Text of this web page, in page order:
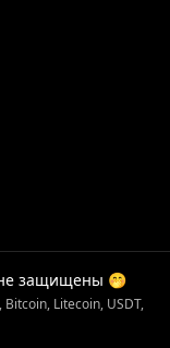
защищены 🤭
Litecoin, USDT,